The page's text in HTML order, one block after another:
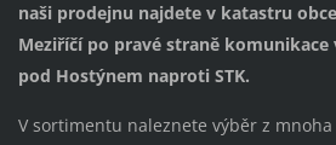
naši prodejnu najdete v katastru
Meziříčí po pravé straně komunikace
pod Hostýnem naproti STK.
V sortimentu naleznete výběr z